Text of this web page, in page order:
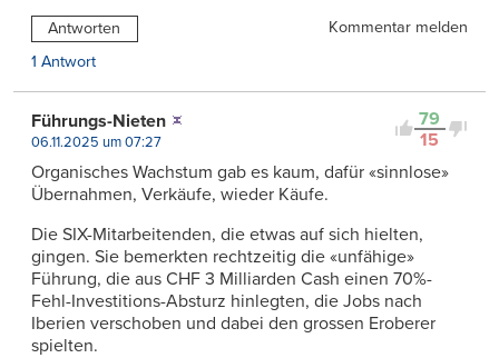
Antworten
Kommentar melden
1 Antwort
79
15
Führungs-Nieten
06.11.2025 um 07:27
Organisches Wachstum gab es kaum, dafür «sinnlose»
Übernahmen, Verkäufe, wieder Käufe.
Die SIX-Mitarbeitenden, die etwas auf sich hielten,
gingen. Sie bemerkten rechtzeitig die «unfähige»
Führung, die aus CHF 3 Milliarden Cash einen 70%-
Fehl-Investitions-Absturz hinlegten, die Jobs nach
Iberien verschoben und dabei den grossen Eroberer
spielten.